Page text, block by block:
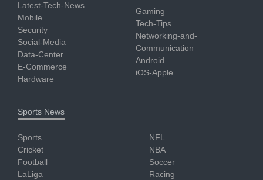
Latest-Tech-News
Mobile
Security
Social-Media
Data-Center
E-Commerce
Hardware
Gaming
Tech-Tips
Networking-and-
Communication
Android
iOS-Apple
Sports News
Sports
Cricket
Football
LaLiga
NFL
NBA
Soccer
Racing